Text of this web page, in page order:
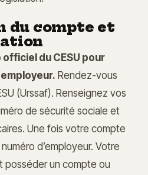
du compte et
du CESU pour
Rendez-vous
(Urssaf). Renseignez vos
de sécurité sociale et
Une fois votre compte
d’employeur. Votre
posséder un compte ou